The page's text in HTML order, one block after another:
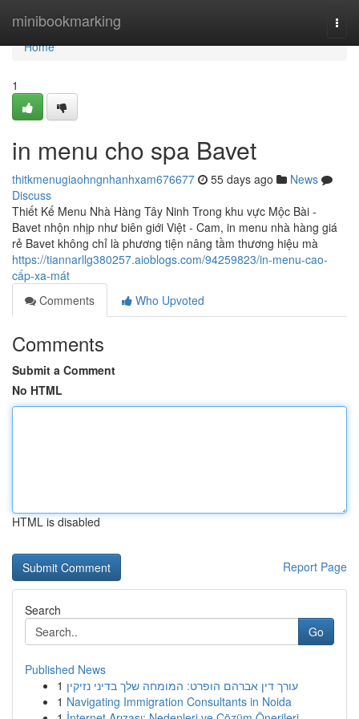
minibookmarking
Home
Home
1
in menu cho spa Bavet
thitkmenugiaohngnhanhxam676677 55 days ago
News
Discuss
Thiết Kế Menu Nhà Hàng Tây Ninh Trong khu vực Mộc Bài -
Bavet nhộn nhịp như biên giới Việt - Cam, in menu nhà hàng giá
rẻ Bavet không chỉ là phương tiện nâng tầm thương hiệu mà
https://tiannarllg380257.aioblogs.com/94259823/in-menu-cao-
cấp-xa-mát
Comments
Who Upvoted
Comments
Submit a Comment
No HTML
HTML is disabled
Report Page
Search
Go
Published News
1 עורך דין אברהם הופרט: המומחה שלך בדיני נזיקין
1 Navigating Immigration Consultants in Noida